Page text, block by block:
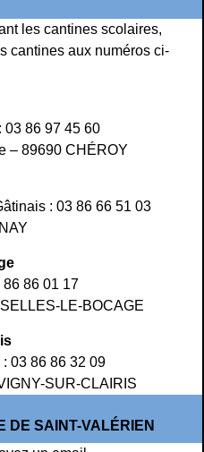
les cantines scolaires,
cantines aux numéros ci-
03 86 97 45 60
– 89690 CHÉROY
: 03 86 66 51 03
86 01 17
LE-BOCAGE
03 86 86 32 09
SUR-CLAIRIS
DE SAINT-VALÉRIEN